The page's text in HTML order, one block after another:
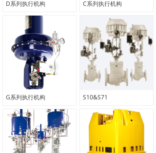
D系列执行机构 C系列执行机构
G系列执行机构 S10&S71